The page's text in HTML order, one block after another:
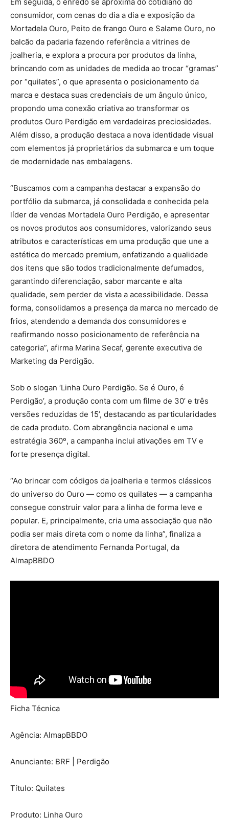
consumidor, com cenas do dia a dia e exposição da
Mortadela Ouro, Peito de frango Ouro e Salame Ouro, no
balcão da padaria fazendo referência a vitrines de
joalheria, e explora a procura por produtos da linha,
brincando com as unidades de medida ao trocar “gramas”
por “quilates”, o que apresenta o posicionamento da
marca e destaca suas credenciais de um ângulo único,
propondo uma conexão criativa ao transformar os
produtos Ouro Perdigão em verdadeiras preciosidades.
Além disso, a produção destaca a nova identidade visual
com elementos já proprietários da submarca e um toque
de modernidade nas embalagens.
“Buscamos com a campanha destacar a expansão do
portfólio da submarca, já consolidada e conhecida pela
líder de vendas Mortadela Ouro Perdigão, e apresentar
os novos produtos aos consumidores, valorizando seus
atributos e características em uma produção que une a
estética do mercado premium, enfatizando a qualidade
dos itens que são todos tradicionalmente defumados,
garantindo diferenciação, sabor marcante e alta
qualidade, sem perder de vista a acessibilidade. Dessa
forma, consolidamos a presença da marca no mercado de
frios, atendendo a demanda dos consumidores e
reafirmando nosso posicionamento de referência na
categoria”, afirma Marina Secaf, gerente executiva de
Marketing da Perdigão.
Sob o slogan ‘Linha Ouro Perdigão. Se é Ouro, é
Perdigão’, a produção conta com um filme de 30’ e três
versões reduzidas de 15’, destacando as particularidades
de cada produto. Com abrangência nacional e uma
estratégia 360º, a campanha inclui ativações em TV e
forte presença digital.
“Ao brincar com códigos da joalheria e termos clássicos
do universo do Ouro — como os quilates — a campanha
consegue construir valor para a linha de forma leve e
popular. E, principalmente, cria uma associação que não
podia ser mais direta com o nome da linha”, finaliza a
diretora de atendimento Fernanda Portugal, da
AlmapBBDO
Ficha Técnica
Agência: AlmapBBDO
Anunciante: BRF | Perdigão
Título: Quilates
Produto: Linha Ouro